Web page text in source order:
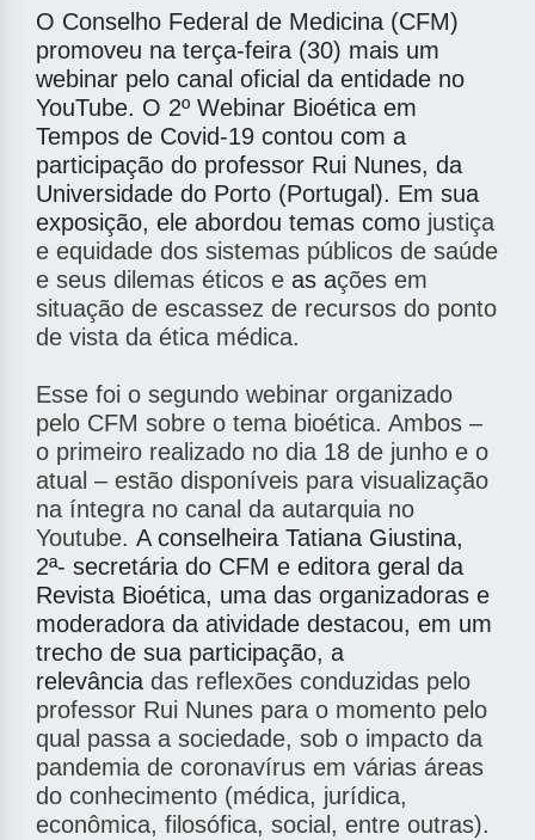
O Conselho Federal de Medicina (CFM)
promoveu na terça-feira (30) mais um
webinar pelo canal oficial da entidade no
YouTube. O 2º Webinar Bioética em
Tempos de Covid-19 contou com a
participação do professor Rui Nunes, da
Universidade do Porto (Portugal). Em sua
exposição, ele abordou temas como justiça
e equidade dos sistemas públicos de saúde
e seus dilemas éticos e as ações em
situação de escassez de recursos do ponto
de vista da ética médica.
Esse foi o segundo webinar organizado
pelo CFM sobre o tema bioética. Ambos –
o primeiro realizado no dia 18 de junho e o
atual – estão disponíveis para visualização
na íntegra no canal da autarquia no
Youtube. A conselheira Tatiana Giustina,
2ª- secretária do CFM e editora geral da
Revista Bioética, uma das organizadoras e
moderadora da atividade destacou, em um
trecho de sua participação, a
relevância das reflexões conduzidas pelo
professor Rui Nunes para o momento pelo
qual passa a sociedade, sob o impacto da
pandemia de coronavírus em várias áreas
do conhecimento (médica, jurídica,
econômica, filosófica, social, entre outras).